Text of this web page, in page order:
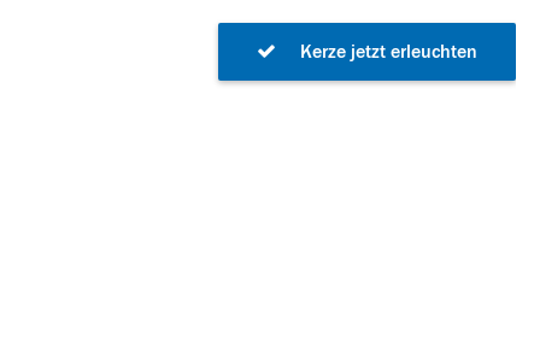
Kerze jetzt erleuchten